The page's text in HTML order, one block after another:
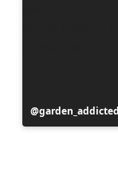
Beitrag
veröffentlicht
garden_addicted_